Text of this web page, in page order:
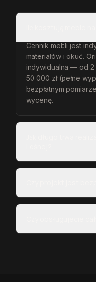
Cennik mebli jest
materiałów i okuć.
indywidualna — od 2
50 000 zł (pełne
bezpłatnym
wycenę.